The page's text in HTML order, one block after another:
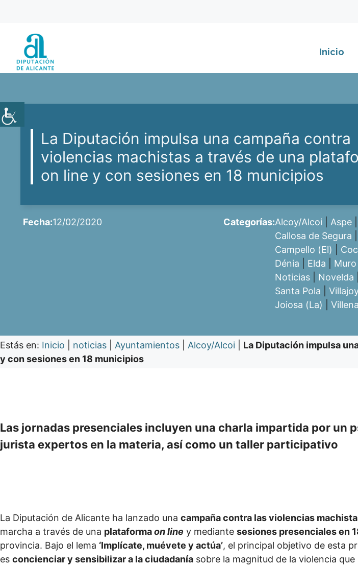
contenido
Inicio
La Diputación impulsa una campaña contra
violencias machistas a través de una
on line y con sesiones en 18 municipios
Fecha:12/02/2020 Categorías:Alcoy/Alcoi |Aspe
Callosa de Segura
Campello (El)
Dénia
Elda
Noticias
Novelda
Santa Pola |
Joiosa (La)
|Villena
Estás en: Inicio noticias Ayuntamientos Alcoy/Alcoi
La Diputación impulsa
y con sesiones en 18 municipios
Las jornadas presenciales incluyen una charla impartida por un
jurista expertos en la materia, así como un taller participativo
La Diputación de Alicante ha lanzado una campaña contra las violencias
marcha a través de una plataformaon line y mediante sesiones presenciales en
provincia. Bajo el lema ‘Implícate, muévete y actúa’, el principal objetivo de esta
es concienciar y sensibilizar a la ciudadanía sobre la magnitud de la violencia